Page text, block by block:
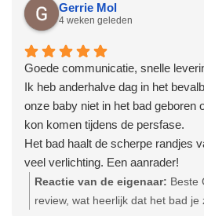
Gerrie Mol
4 weken geleden
Goede communicatie, snelle
Ik heb anderhalve dag in het
onze baby niet in het bad geboren
kon komen tijdens de persfase.
Het bad haalt de scherpe randjes
veel verlichting. Een aanrader!
Reactie van de eigenaar: Beste
review, wat heerlijk dat het bad je